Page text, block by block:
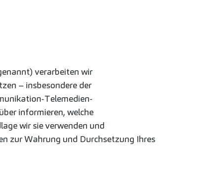
verarbeiten wir
– insbesondere der
Telemedien-
informieren, welche
wir sie verwenden und
zur Wahrung und Durchsetzung Ihres